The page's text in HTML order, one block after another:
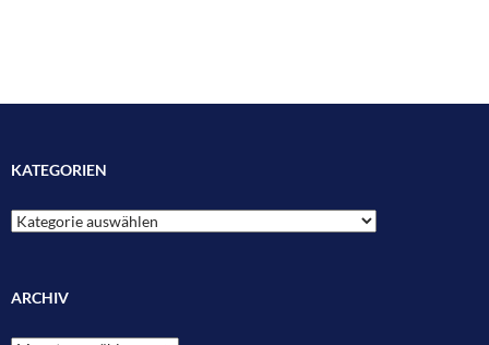
KATEGORIEN
Kategorien
ARCHIV